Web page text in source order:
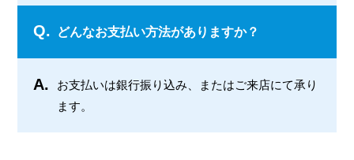
Q. どんなお支払い方法がありますか？
A.
お支払いは銀行振り込み、またはご来店にて承り
ます。